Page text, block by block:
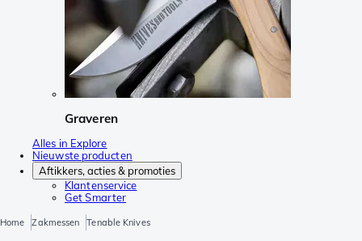
Graveren
Alles in Explore
Nieuwste producten
Aftikkers, acties & promoties
Klantenservice
Get Smarter
Home Zakmessen Tenable Knives